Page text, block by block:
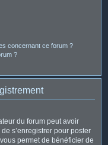
concernant ce forum ?
?
du forum peut avoir
s’enregistrer pour poster
permet de bénéficier de